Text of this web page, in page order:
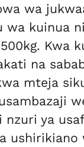
wa
wa kuinua
Kwa
na
mteja
nzuri ya
ushirikiano